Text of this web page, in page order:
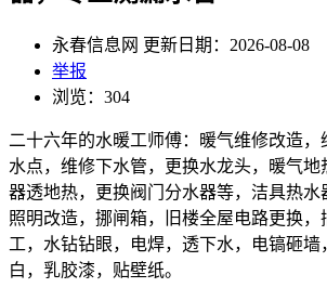
永春信息网 更新日期：2026-08-08
举报
浏览：304
二十六年的水暖工师傅：暖气维修改造
水点，维修下水管，更换水龙头，暖气
器透地热，更换阀门分水器等，洁具热水
照明改造，挪闸箱，旧楼全屋电路更换
工，水钻钻眼，电焊，透下水，电镐砸墙
白，乳胶漆，贴壁纸。